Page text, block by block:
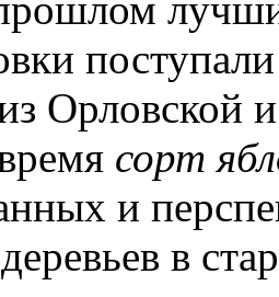
Орловской
сорт
и
в